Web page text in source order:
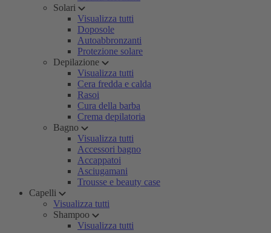
Solari
Visualizza tutti
Doposole
Autoabbronzanti
Protezione solare
Depilazione
Visualizza tutti
Cera fredda e calda
Rasoi
Cura della barba
Crema depilatoria
Bagno
Visualizza tutti
Accessori bagno
Accappatoi
Asciugamani
Trousse e beauty case
Capelli
Visualizza tutti
Shampoo
Visualizza tutti